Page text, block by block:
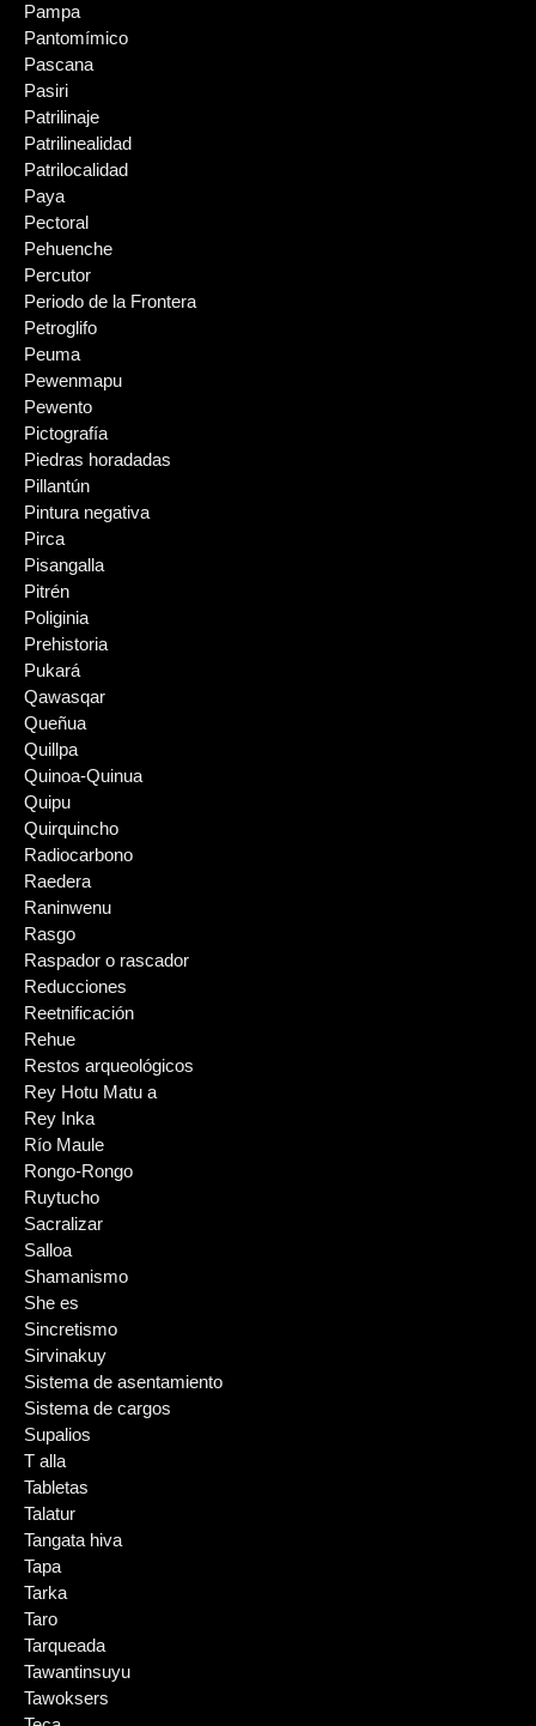
Pampa
Pantomímico
Pascana
Pasiri
Patrilinaje
Patrilinealidad
Patrilocalidad
Paya
Pectoral
Pehuenche
Percutor
Periodo de la Frontera
Petroglifo
Peuma
Pewenmapu
Pewento
Pictografía
Piedras horadadas
Pillantún
Pintura negativa
Pirca
Pisangalla
Pitrén
Poliginia
Prehistoria
Pukará
Qawasqar
Queñua
Quillpa
Quinoa-Quinua
Quipu
Quirquincho
Radiocarbono
Raedera
Raninwenu
Rasgo
Raspador o rascador
Reducciones
Reetnificación
Rehue
Restos arqueológicos
Rey Hotu Matu a
Rey Inka
Río Maule
Rongo-Rongo
Ruytucho
Sacralizar
Salloa
Shamanismo
She es
Sincretismo
Sirvinakuy
Sistema de asentamiento
Sistema de cargos
Supalios
T alla
Tabletas
Talatur
Tangata hiva
Tapa
Tarka
Taro
Tarqueada
Tawantinsuyu
Tawoksers